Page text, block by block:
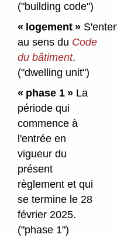
("building code")
« logement »
au sens du Code
du bâtiment.
("dwelling unit")
« phase 1 »La
période qui
commence à
l'entrée en
vigueur du
présent
règlement et qui
se termine le 28
février 2025.
("phase 1")